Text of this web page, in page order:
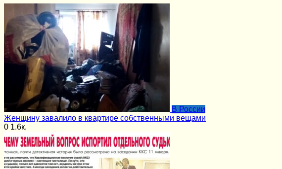
В России
Женщину завалило в квартире собственными вещами
0 1.6к.